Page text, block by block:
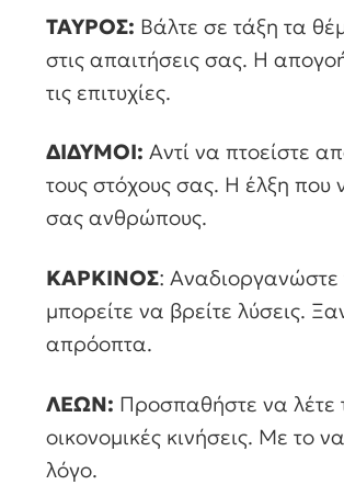
ΤΑΥΡΟΣ: Βάλτε σε τάξη τα
στις απαιτήσεις σας. Η
τις επιτυχίες.
ΔΙΔΥΜΟΙ: Αντί να πτοείστε
τους στόχους σας. Η έλξη που
σας ανθρώπους.
ΚΑΡΚΙΝΟΣ:
μπορείτε να βρείτε λύσεις.
απρόοπτα.
ΛΕΩΝ: Προσπαθήστε να λέτε
οικονομικές κινήσεις. Με το
λόγο.